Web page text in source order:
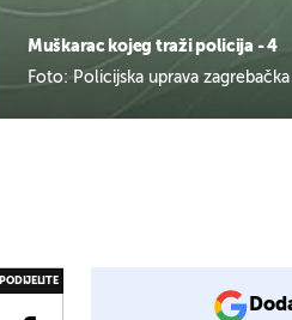
Muškarac kojeg traži policija - 4
Foto: Policijska uprava zagrebačka
PODIJELITE